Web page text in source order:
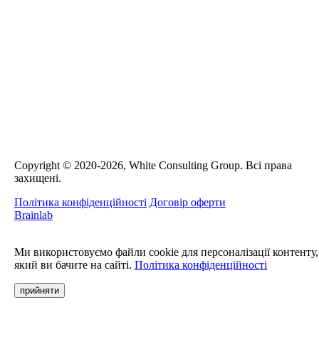
Сopyright © 2020-2026, White Consulting Group. Всі права
захищені.
Політика конфіденційності Договір оферти
Brainlab
Ми використовуємо файли cookie для персоналізації контенту,
який ви бачите на сайті. Політика конфіденційності
прийняти